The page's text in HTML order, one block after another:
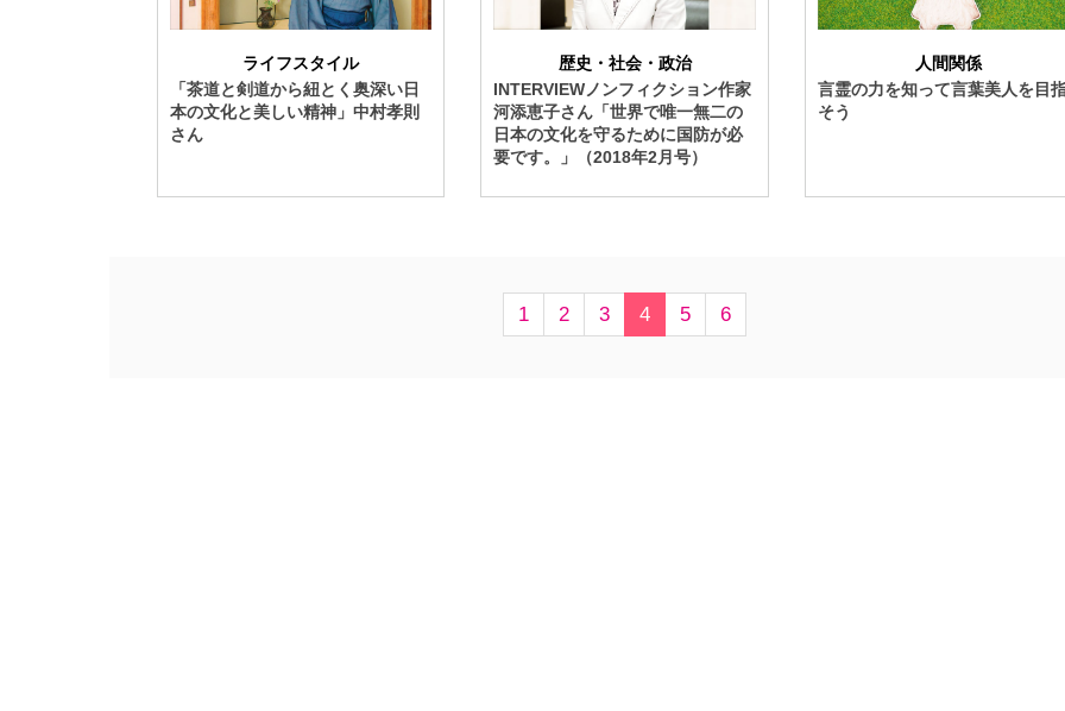
ライフスタイル
「茶道と剣道から紐とく奥深い日
本の文化と美しい精神」中村孝則
さん
歴史・社会・政治
INTERVIEWノンフィクション作家
河添恵子さん「世界で唯一無二の
日本の文化を守るために国防が必
要です。」（2018年2月号）
人間関係
言霊の力を知って言葉美人を目
そう
1 2 3 4 5 6